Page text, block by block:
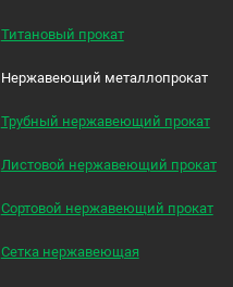
Титановый прокат
Нержавеющий металлопрокат
Трубный нержавеющий прокат
Листовой нержавеющий прокат
Сортовой нержавеющий прокат
Сетка нержавеющая